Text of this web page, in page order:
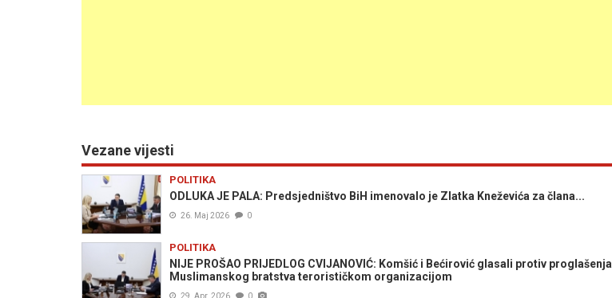
Vezane vijesti
POLITIKA
ODLUKA JE PALA: Predsjedništvo BiH imenovalo je Zlatka Kneževića za člana...
26. Maj 2026 0
POLITIKA
NIJE PROŠAO PRIJEDLOG CVIJANOVIĆ: Komšić i Bećirović glasali protiv proglašenja
Muslimanskog bratstva terorističkom organizacijom
29. Apr. 2026 0